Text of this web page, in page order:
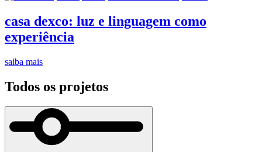
casa dexco: luz e linguagem como
experiência
saiba mais
Todos os projetos